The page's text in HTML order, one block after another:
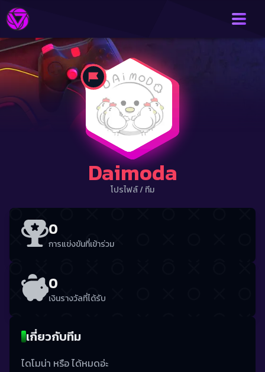
Daimoda
โปรไฟล์/ทีม
0
การแข่งขันที่เข้าร่วม
0
เงินรางวัลที่ได้รับ
เกี่ยวกับทีม
ไดโมน่า หรือ ได้หมดอ่ะ